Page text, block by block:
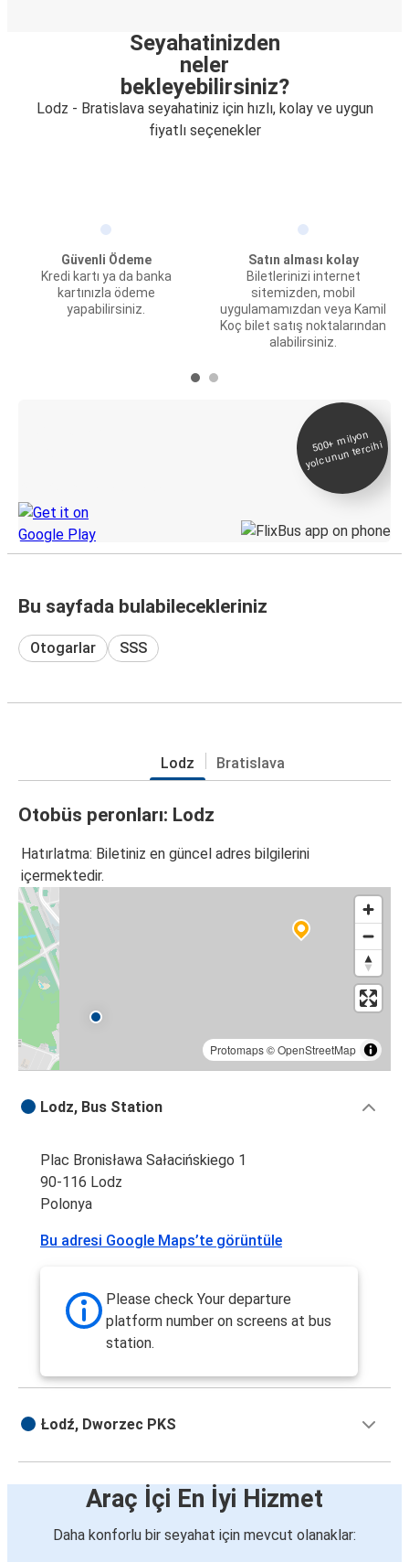
Seyahatinizden
neler
bekleyebilirsiniz?
Lodz - Bratislava seyahatiniz için hızlı, kolay ve uygun
fiyatlı seçenekler
Güvenli Ödeme
Kredi kartı ya da banka
kartınızla ödeme
yapabilirsiniz.
Satın alması kolay
Biletlerinizi internet
sitemizden, mobil
uygulamamızdan veya Kamil
Koç bilet satış noktalarından
alabilirsiniz.
500+
milyon
yolcunun tercihi
Bu sayfada bulabilecekleriniz
Otogarlar SSS
Lodz Bratislava
Otobüs peronları: Lodz
Hatırlatma: Biletiniz en güncel adres bilgilerini
içermektedir.
Protomaps©OpenStreetMap
Lodz, Bus Station
Plac Bronisława Sałacińskiego 1
90-116 Lodz
Polonya
Bu adresi Google Maps’te görüntüle
Please check Your departure
platform number on screens at bus
station.
Łodź, Dworzec PKS
Araç İçi En İyi Hizmet
Daha konforlu bir seyahat için mevcut olanaklar: